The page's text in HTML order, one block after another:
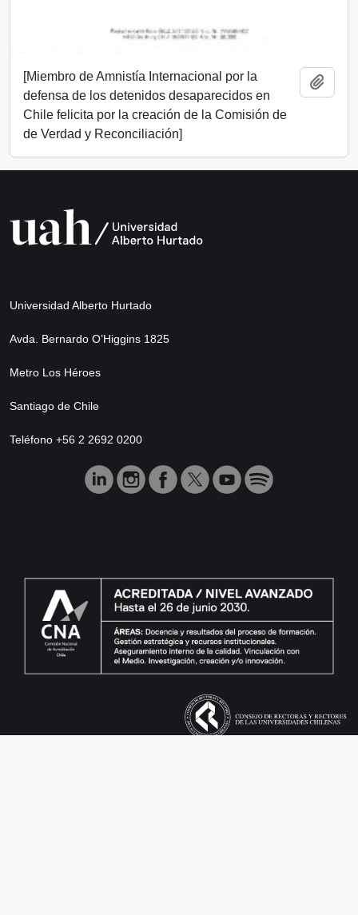
[Miembro de Amnistía Internacional por la
defensa de los detenidos desaparecidos en
Chile felicita por la creación de la Comisión de
de Verdad y Reconciliación]
Universidad Alberto Hurtado
Avda. Bernardo O’Higgins 1825
Metro Los Héroes
Santiago de Chile
Teléfono +56 2 2692 0200